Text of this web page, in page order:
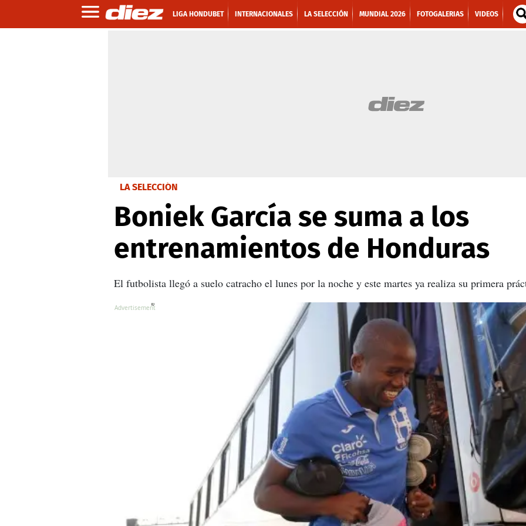
LIGA HONDUBET INTERNACIONALES LA SELECCIÓN MUNDIAL 2026 FOTOGALERIAS VIDEOS
LA SELECCIÓN
Boniek García se suma a los
entrenamientos de Honduras
El futbolista llegó a suelo catracho el lunes por la noche y este martes ya realiza su primera
X